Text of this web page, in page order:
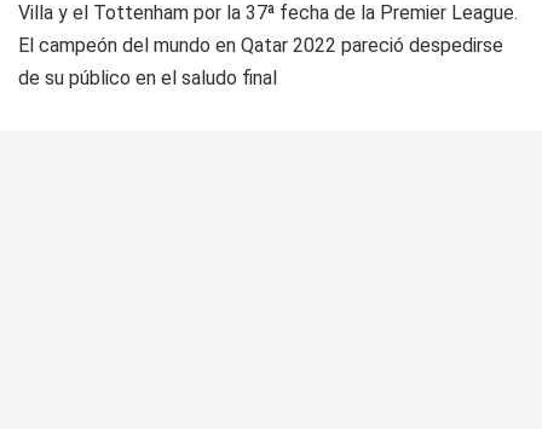
Villa y el Tottenham por la 37ª fecha de la Premier League.
El campeón del mundo en Qatar 2022 pareció despedirse
de su público en el saludo final